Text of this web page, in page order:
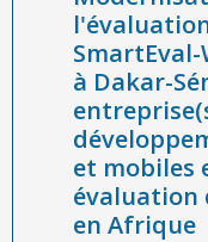
SmartEval-WEBGRAM
meilleure
d'applications web et
projets et programmes
SmartEval-
à Dakar-
et mobiles
évaluation
en Afrique